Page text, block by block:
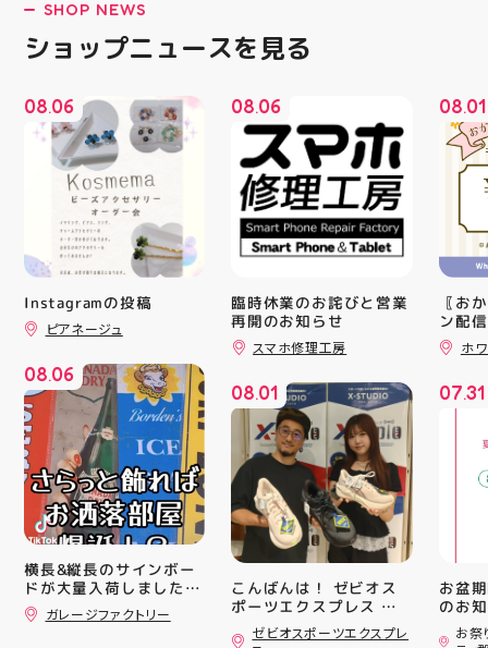
SHOP NEWS
ショップニュースを見る
08.06
Instagramの投稿
ピアネージュ
08.06
横長&縦長のサインボー
ドが大量入荷しました！
さらっと飾ればあっとい
う間にお洒落空間爆誕️‍️‍️‍
ガレージファクトリー
08.06
臨時休業のお詫びと営業
再開のお知らせ
スマホ修理工房
08.01
こんばんは！ ゼビオス
ポーツエクスプレス ア
ティ郡山です🦭 ・ ★本
日のラジオ★は アシッ
ゼビオスポーツエクスプレ
08.01
〖お
ン配
ッパ
￥
ーポ
ース
です
りの
ので
キャ
#歯の
ホ
07.31
お盆
のお知らせ
用い
ざい
お祭